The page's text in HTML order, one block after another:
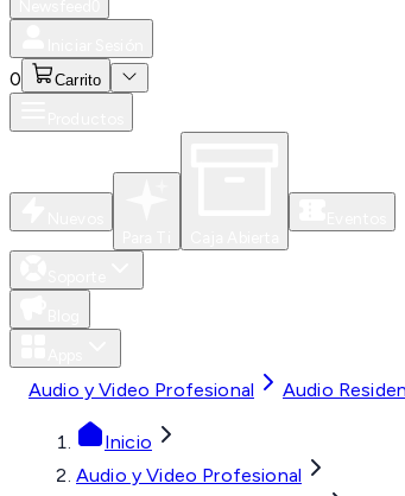
0 Carrito
Audio y Video Profesional Audio
Inicio
Audio y Video Profesional